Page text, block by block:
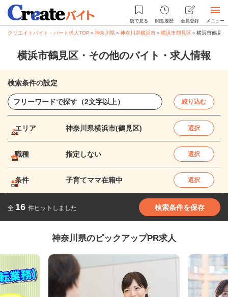
後で見る 閲覧履歴 会員登録 メニュー
クリエイトバイト・パート求人TOP ＞神奈川県＞神奈川県横浜市＞横浜市鶴見区＞横浜市鶴見
横浜市鶴見区・その他のバイト・求人情報
検索条件の設定
絞り込む
エリア 神奈川県横浜市(鶴見区) 選択
職種 指定しない 選択
条件 子育てママ在籍中 選択
全 16 件ヒットしました 検索条件を保存
神奈川県のピックアップPR求人